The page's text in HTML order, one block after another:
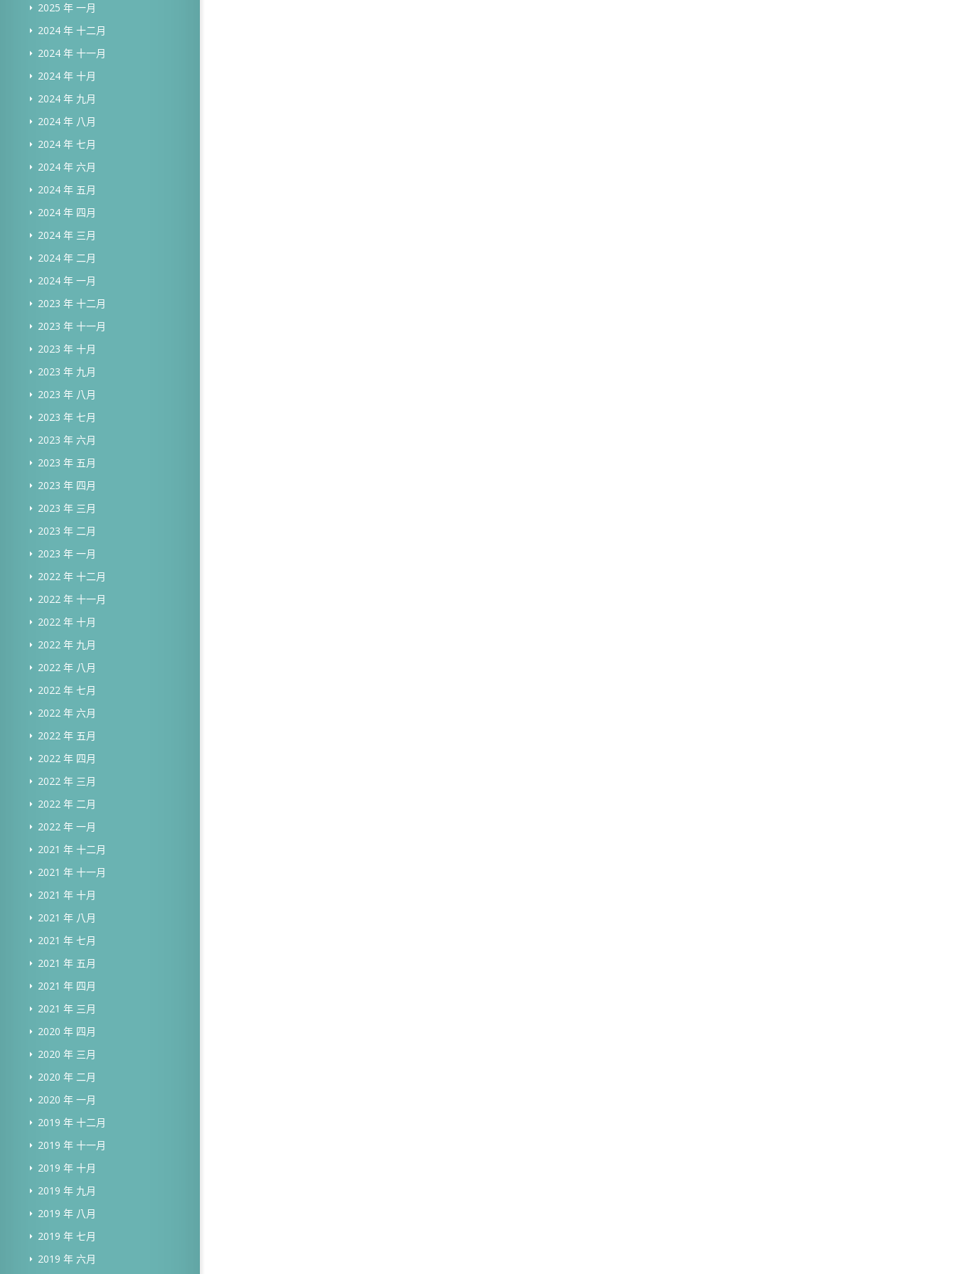
2025 年 一月
2024 年 十二月
2024 年 十一月
2024 年 十月
2024 年 九月
2024 年 八月
2024 年 七月
2024 年 六月
2024 年 五月
2024 年 四月
2024 年 三月
2024 年 二月
2024 年 一月
2023 年 十二月
2023 年 十一月
2023 年 十月
2023 年 九月
2023 年 八月
2023 年 七月
2023 年 六月
2023 年 五月
2023 年 四月
2023 年 三月
2023 年 二月
2023 年 一月
2022 年 十二月
2022 年 十一月
2022 年 十月
2022 年 九月
2022 年 八月
2022 年 七月
2022 年 六月
2022 年 五月
2022 年 四月
2022 年 三月
2022 年 二月
2022 年 一月
2021 年 十二月
2021 年 十一月
2021 年 十月
2021 年 八月
2021 年 七月
2021 年 五月
2021 年 四月
2021 年 三月
2020 年 四月
2020 年 三月
2020 年 二月
2020 年 一月
2019 年 十二月
2019 年 十一月
2019 年 十月
2019 年 九月
2019 年 八月
2019 年 七月
2019 年 六月